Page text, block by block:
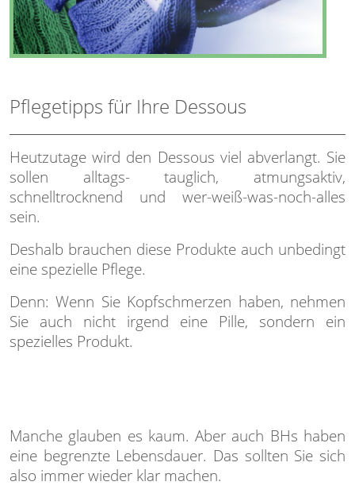
Pflegetipps für Ihre Dessous
Heutzutage wird den Dessous viel abverlangt. Sie
sollen alltags- tauglich, atmungsaktiv,
schnelltrocknend und wer-weiß-was-noch-alles
sein.
Deshalb brauchen diese Produkte auch unbedingt
eine spezielle Pflege.
Denn: Wenn Sie Kopfschmerzen haben, nehmen
Sie auch nicht irgend eine Pille, sondern ein
spezielles Produkt.
Manche glauben es kaum. Aber auch BHs haben
eine begrenzte Lebensdauer. Das sollten Sie sich
also immer wieder klar machen.